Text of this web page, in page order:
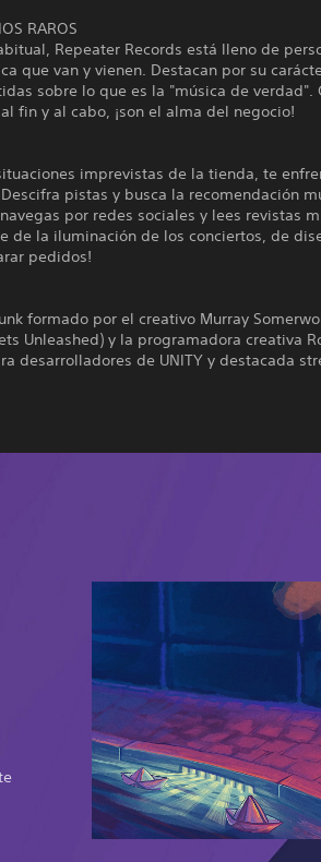
RAROS
Repeater Records está lleno de
que van y vienen. Destacan por su
sobre lo que es la "música de verdad".
fin y al cabo, ¡son el alma del negocio!
imprevistas de la tienda, te
pistas y busca la recomendación
por redes sociales y lees revistas
de la iluminación de los conciertos, de
pedidos!
formado por el creativo Murray
Unleashed) y la programadora creativa
desarrolladores de UNITY y destacada